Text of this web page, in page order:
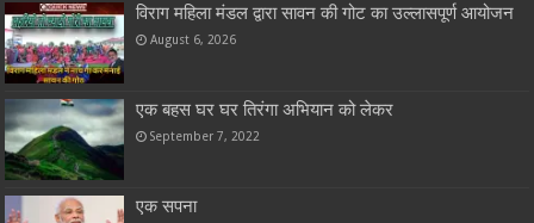
विराग महिला मंडल द्वारा सावन की गोट का उल्लासपूर्ण आयोजन
August 6, 2026
एक बहस घर घर तिरंगा अभियान को लेकर
September 7, 2022
एक सपना